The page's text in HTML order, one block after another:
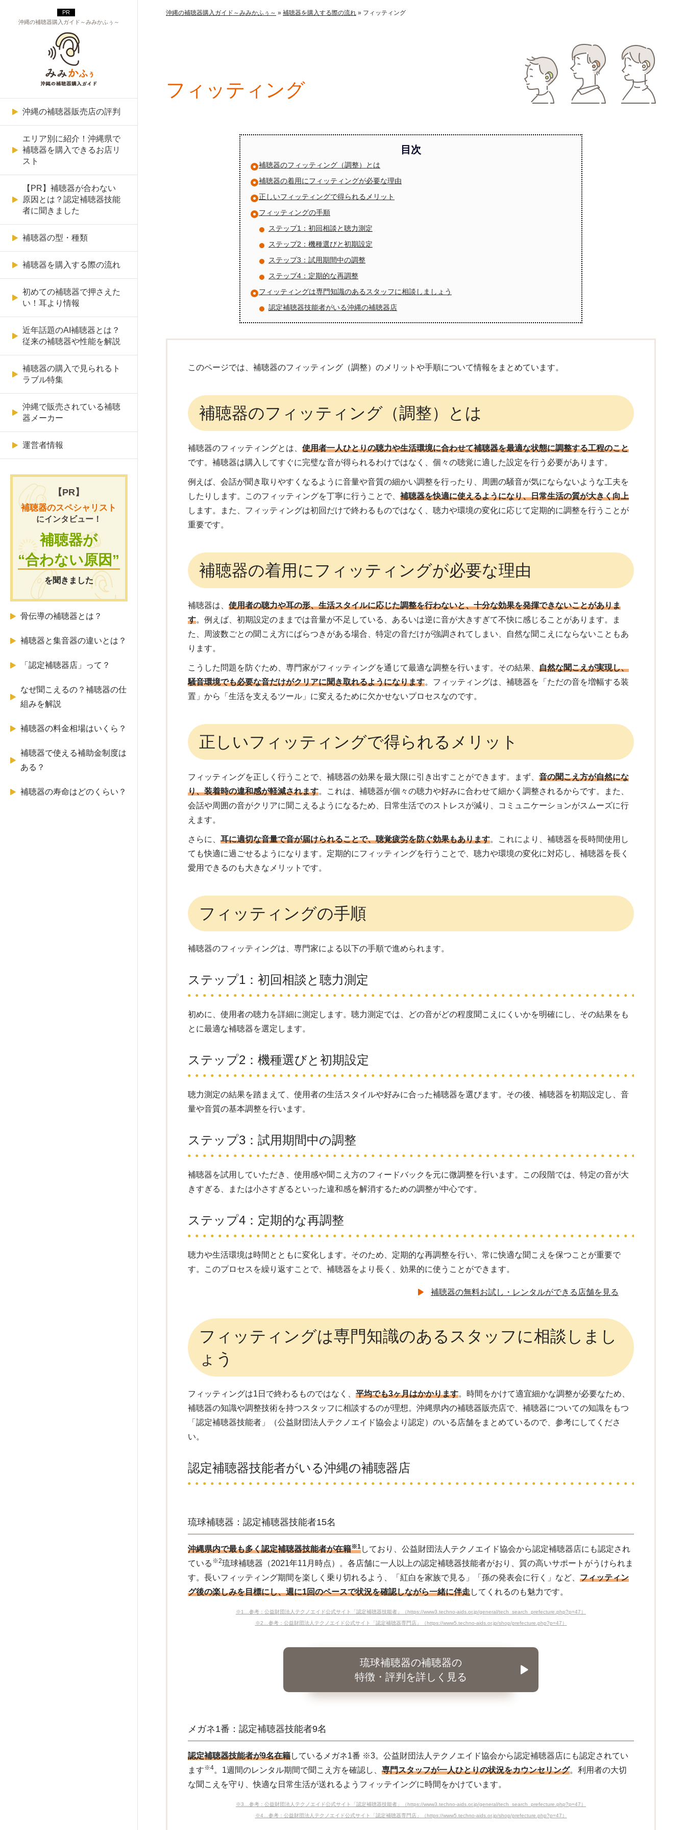
沖縄の補聴器購入ガイド～みみかふぅ～
沖縄の補聴器販売店の評判
メガネの愛
東江メガネ
沖縄補聴器センター
OPTIQUE PARIS MIKI（パリ
ミキ）
聴器のぴあ
補聴器専門店もりやま
眼鏡市場
メガネ1番
メガネスーパー
メガネのプリンス
和真メガネ
エリア別に紹介！沖縄県で
補聴器を購入できるお店リ
スト
宜野湾市の補聴器販売店リス
沖縄市の補聴器販売店リスト
宮古島市の補聴器販売店リス
石垣市の補聴器販売店リスト
糸満市の補聴器販売店リスト
【PR】補聴器が合わない
原因とは？認定補聴器技能
者に聞きました
補聴器の型・種類
耳かけ型
ポケット型
補聴器を購入する際の流れ
補聴器の無料お試し・レンタ
フィッティング
初めての補聴器で押さえた
い！耳より情報
買えない？
グって？
び方
高齢者に多い難聴の原因と補
補聴器をつけたがらない理由
補聴器にはスマホと連携可能
補聴器をなくした際に取るべ
き行動
か
補聴器の上手な選び方
補聴器販売店の上手な選び方
デジタル補聴器とアナログ補
聴器
補聴器の故障の原因や修理・
買い替えの判断基準
補聴器は定額プラン（レンタ
ル）で利用できる？
骨伝導の補聴器とは？
補聴器と集音器の違いとは？
「認定補聴器店」って？
なぜ聞こえるの？補聴器の仕
組みを解説
補聴器の料金相場はいくら？
補聴器で使える補助金制度は
ある？
補聴器の寿命はどのくらい？
近年話題のAI補聴器とは？
従来の補聴器や性能を解説
器
I補聴器
I補聴器
Starkey（スターキー）のAI
補聴器
補聴器の購入で見られるト
ラブル特集
かない
い
てしまった
補聴器を使っても聞こえない
補聴器が合わずに頭痛がする
沖縄で販売されている補聴
器メーカー
WIDEX（ワイデックス）
GNリサウンド
リオネット
PHONAK（フォナック）
パナソニック
Starkey（スターキー）
オーティコン
NJH
運営者情報
【PR】
補聴器のスペシャリスト
にインタビュー！
補聴器が
“合わない原因”
を聞きました
沖縄の補聴器購入ガイド～みみかふぅ～ »補聴器を購入する際の流れ » フィッティング
フィッティング
補聴器のフィッティング（調整）とは
補聴器の着用にフィッティングが必要な理由
正しいフィッティングで得られるメリット
フィッティングの手順
ステップ1：初回相談と聴力測定
ステップ2：機種選びと初期設定
ステップ3：試用期間中の調整
ステップ4：定期的な再調整
フィッティングは専門知識のあるスタッフに相談しましょう
認定補聴器技能者がいる沖縄の補聴器店
このページでは、補聴器のフィッティング（調整）のメリットや手順について情報をまとめています。
補聴器のフィッティング（調整）とは
補聴器のフィッティングとは、使用者一人ひとりの聴力や生活環境に合わせて補聴器を最適な状態に調整する工程のこと
です。補聴器は購入してすぐに完璧な音が得られるわけではなく、個々の聴覚に適した設定を行う必要があります。
例えば、会話が聞き取りやすくなるように音量や音質の細かい調整を行ったり、周囲の騒音が気にならないような工夫を
したりします。このフィッティングを丁寧に行うことで、補聴器を快適に使えるようになり、日常生活の質が大きく向上
します。また、フィッティングは初回だけで終わるものではなく、聴力や環境の変化に応じて定期的に調整を行うことが
重要です。
補聴器の着用にフィッティングが必要な理由
補聴器は、使用者の聴力や耳の形、生活スタイルに応じた調整を行わないと、十分な効果を発揮できないことがありま
す。例えば、初期設定のままでは音量が不足している、あるいは逆に音が大きすぎて不快に感じることがあります。ま
た、周波数ごとの聞こえ方にばらつきがある場合、特定の音だけが強調されてしまい、自然な聞こえにならないこともあ
ります。
こうした問題を防ぐため、専門家がフィッティングを通じて最適な調整を行います。その結果、自然な聞こえが実現し、
騒音環境でも必要な音だけがクリアに聞き取れるようになります。フィッティングは、補聴器を「ただの音を増幅する装
置」から「生活を支えるツール」に変えるために欠かせないプロセスなのです。
正しいフィッティングで得られるメリット
フィッティングを正しく行うことで、補聴器の効果を最大限に引き出すことができます。まず、音の聞こえ方が自然にな
り、装着時の違和感が軽減されます。これは、補聴器が個々の聴力や好みに合わせて細かく調整されるからです。また、
会話や周囲の音がクリアに聞こえるようになるため、日常生活でのストレスが減り、コミュニケーションがスムーズに行
えます。
さらに、耳に適切な音量で音が届けられることで、聴覚疲労を防ぐ効果もあります。これにより、補聴器を長時間使用し
ても快適に過ごせるようになります。定期的にフィッティングを行うことで、聴力や環境の変化に対応し、補聴器を長く
愛用できるのも大きなメリットです。
フィッティングの手順
補聴器のフィッティングは、専門家による以下の手順で進められます。
ステップ1：初回相談と聴力測定
初めに、使用者の聴力を詳細に測定します。聴力測定では、どの音がどの程度聞こえにくいかを明確にし、その結果をも
とに最適な補聴器を選定します。
ステップ2：機種選びと初期設定
聴力測定の結果を踏まえて、使用者の生活スタイルや好みに合った補聴器を選びます。その後、補聴器を初期設定し、音
量や音質の基本調整を行います。
ステップ3：試用期間中の調整
補聴器を試用していただき、使用感や聞こえ方のフィードバックを元に微調整を行います。この段階では、特定の音が大
きすぎる、または小さすぎるといった違和感を解消するための調整が中心です。
ステップ4：定期的な再調整
聴力や生活環境は時間とともに変化します。そのため、定期的な再調整を行い、常に快適な聞こえを保つことが重要で
す。このプロセスを繰り返すことで、補聴器をより長く、効果的に使うことができます。
補聴器の無料お試し・レンタルができる店舗を見る
フィッティングは専門知識のあるスタッフに相談しまし
ょう
フィッティングは1日で終わるものではなく、平均でも3ヶ月はかかります。時間をかけて適宜細かな調整が必要なため、
補聴器の知識や調整技術を持つスタッフに相談するのが理想。沖縄県内の補聴器販売店で、補聴器についての知識をもつ
「認定補聴器技能者」（公益財団法人テクノエイド協会より認定）のいる店舗をまとめているので、参考にしてくださ
い。
認定補聴器技能者がいる沖縄の補聴器店
琉球補聴器：認定補聴器技能者15名
沖縄県内で最も多く認定補聴器技能者が在籍※1 しており、公益財団法人テクノエイド協会から認定補聴器店にも認定され
ている ※2琉球補聴器（2021年11月時点）。各店舗に一人以上の認定補聴器技能者がおり、質の高いサポートがうけられま
す。長いフィッティング期間を楽しく乗り切れるよう、「紅白を家族で見る」「孫の発表会に行く」など、フィッティン
グ後の楽しみを目標にし、週に1回のペースで状況を確認しながら一緒に伴走してくれるのも魅力です。
※1…参考：公益財団法人テクノエイド公式サイト「認定補聴器技能者」（https://www3.techno-aids.or.jp/general/tech_search_prefecture.php?p=47）
※2…参考：公益財団法人テクノエイド公式サイト「認定補聴器専門店」（https://www5.techno-aids.or.jp/shop/prefecture.php?p=47）
琉球補聴器の補聴器の
特徴・評判を詳しく見る
メガネ1番：認定補聴器技能者9名
認定補聴器技能者が9名在籍しているメガネ1番 ※3。公益財団法人テクノエイド協会から認定補聴器店にも認定されてい
ます※4。1週間のレンタル期間で聞こえ方を確認し、専門スタッフが一人ひとりの状況をカウンセリング。利用者の大切
な聞こえを守り、快適な日常生活が送れるようフィッテイングに時間をかけています。
※3…参考：公益財団法人テクノエイド公式サイト「認定補聴器技能者」（https://www3.techno-aids.or.jp/general/tech_search_prefecture.php?p=47）
※4…参考：公益財団法人テクノエイド公式サイト「認定補聴器専門店」（https://www5.techno-aids.or.jp/shop/prefecture.php?p=47）